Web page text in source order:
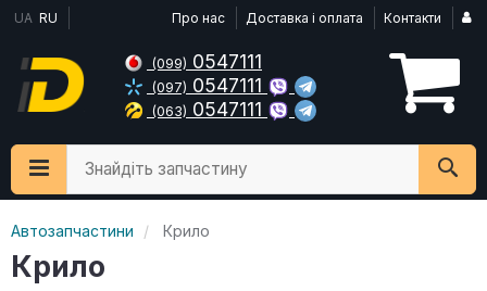
UA RU Про нас Доставка і оплата Контакти
(099) 0547111
(097) 0547111
(063) 0547111
Знайдіть запчастину
Автозапчастини Крило
Крило